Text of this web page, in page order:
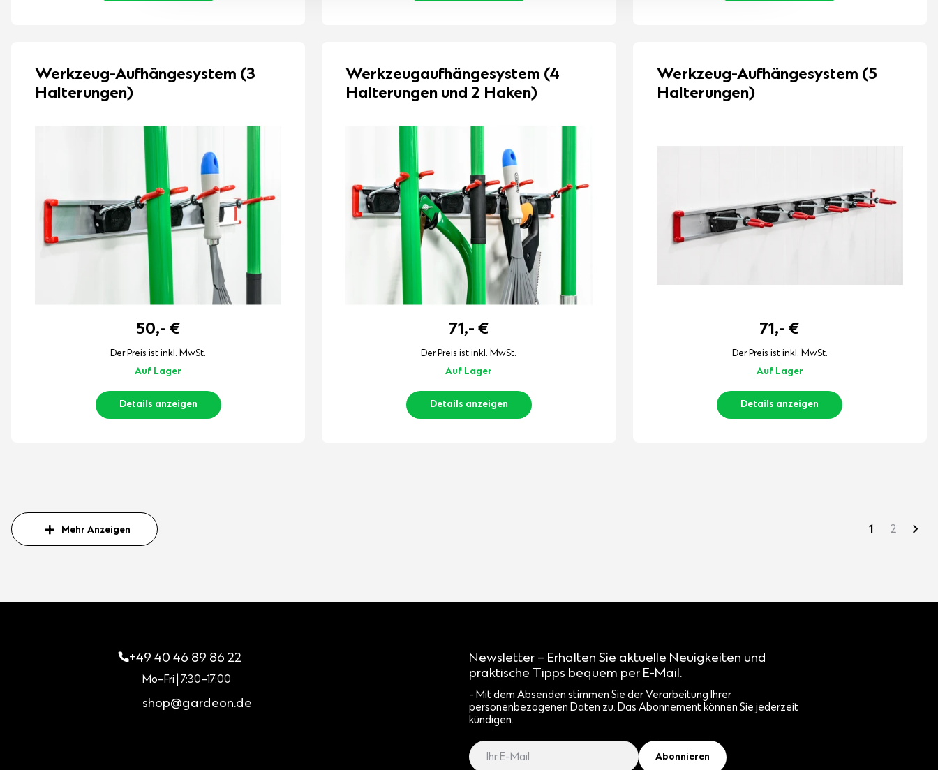
Werkzeug-Aufhängesystem (3
Halterungen)
50,-€
Der Preis ist inkl. MwSt.
Auf Lager
Details anzeigen
Werkzeugaufhängesystem (4
Halterungen und 2 Haken)
71,- €
Der Preis ist inkl. MwSt.
Auf Lager
Details anzeigen
Werkzeug-Aufhängesystem (5
Halterungen)
71,-€
Der Preis ist inkl. MwSt.
Auf Lager
Details anzeigen
1 2
Mehr Anzeigen
+49 40 46 89 86 22
Mo–Fri | 7:30–17:00
shop@gardeon.de
Newsletter – Erhalten Sie aktuelle Neuigkeiten und
praktische Tipps bequem per E-Mail.
- Mit dem Absenden stimmen Sie der Verarbeitung Ihrer
personenbezogenen Daten zu. Das Abonnement können Sie jederzeit
kündigen.
Abonnieren